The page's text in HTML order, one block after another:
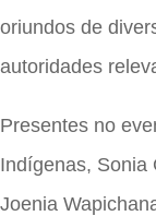
oriundos de
autoridades
Presentes no
Indígenas, Sonia
Joenia